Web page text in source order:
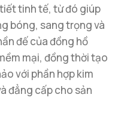
tinh tế, từ đó giúp
bóng, sang trọng và
đế của đồng hồ
mại, đồng thời tạo
với phần hợp kim
đẳng cấp cho sản